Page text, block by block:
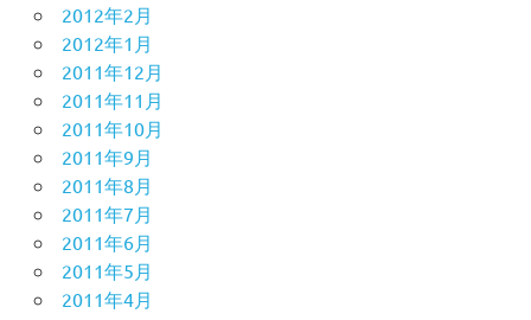
2012年2月
2012年1月
2011年12月
2011年11月
2011年10月
2011年9月
2011年8月
2011年7月
2011年6月
2011年5月
2011年4月